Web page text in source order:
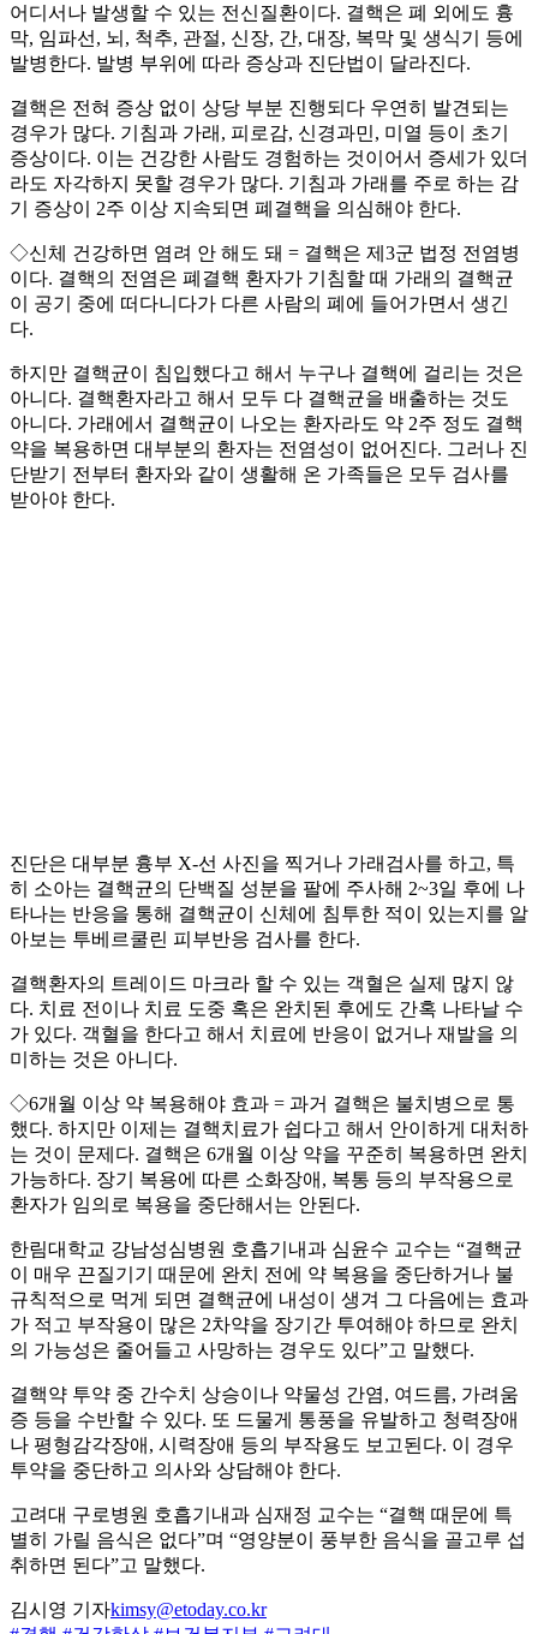
어디서나 발생할 수 있는 전신질환이다. 결핵은 폐 외에도 흉
막, 임파선, 뇌, 척추, 관절, 신장, 간, 대장, 복막 및 생식기 등에
발병한다. 발병 부위에 따라 증상과 진단법이 달라진다.
결핵은 전혀 증상 없이 상당 부분 진행되다 우연히 발견되는
경우가 많다. 기침과 가래, 피로감, 신경과민, 미열 등이 초기
증상이다. 이는 건강한 사람도 경험하는 것이어서 증세가 있더
라도 자각하지 못할 경우가 많다. 기침과 가래를 주로 하는 감
기 증상이 2주 이상 지속되면 폐결핵을 의심해야 한다.
◇신체 건강하면 염려 안 해도 돼 = 결핵은 제3군 법정 전염병
이다. 결핵의 전염은 폐결핵 환자가 기침할 때 가래의 결핵균
이 공기 중에 떠다니다가 다른 사람의 폐에 들어가면서 생긴
다.
하지만 결핵균이 침입했다고 해서 누구나 결핵에 걸리는 것은
아니다. 결핵환자라고 해서 모두 다 결핵균을 배출하는 것도
아니다. 가래에서 결핵균이 나오는 환자라도 약 2주 정도 결핵
약을 복용하면 대부분의 환자는 전염성이 없어진다. 그러나 진
단받기 전부터 환자와 같이 생활해 온 가족들은 모두 검사를
받아야 한다.
진단은 대부분 흉부 X-선 사진을 찍거나 가래검사를 하고, 특
히 소아는 결핵균의 단백질 성분을 팔에 주사해 2~3일 후에 나
타나는 반응을 통해 결핵균이 신체에 침투한 적이 있는지를 알
아보는 투베르쿨린 피부반응 검사를 한다.
결핵환자의 트레이드 마크라 할 수 있는 객혈은 실제 많지 않
다. 치료 전이나 치료 도중 혹은 완치된 후에도 간혹 나타날 수
가 있다. 객혈을 한다고 해서 치료에 반응이 없거나 재발을 의
미하는 것은 아니다.
◇6개월 이상 약 복용해야 효과 = 과거 결핵은 불치병으로 통
했다. 하지만 이제는 결핵치료가 쉽다고 해서 안이하게 대처하
는 것이 문제다. 결핵은 6개월 이상 약을 꾸준히 복용하면 완치
가능하다. 장기 복용에 따른 소화장애, 복통 등의 부작용으로
환자가 임의로 복용을 중단해서는 안된다.
한림대학교 강남성심병원 호흡기내과 심윤수 교수는 “결핵균
이 매우 끈질기기 때문에 완치 전에 약 복용을 중단하거나 불
규칙적으로 먹게 되면 결핵균에 내성이 생겨 그 다음에는 효과
가 적고 부작용이 많은 2차약을 장기간 투여해야 하므로 완치
의 가능성은 줄어들고 사망하는 경우도 있다”고 말했다.
결핵약 투약 중 간수치 상승이나 약물성 간염, 여드름, 가려움
증 등을 수반할 수 있다. 또 드물게 통풍을 유발하고 청력장애
나 평형감각장애, 시력장애 등의 부작용도 보고된다. 이 경우
투약을 중단하고 의사와 상담해야 한다.
고려대 구로병원 호흡기내과 심재정 교수는 “결핵 때문에 특
별히 가릴 음식은 없다”며 “영양분이 풍부한 음식을 골고루 섭
취하면 된다”고 말했다.
김시영 기자kimsy@etoday.co.kr